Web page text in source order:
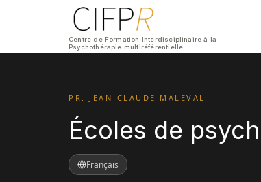
Centre de Formation Interdisciplinaire à la
Psychothérapie multiréférentielle
PR. JEAN-CLAUDE MALEVAL
Écoles de
Français